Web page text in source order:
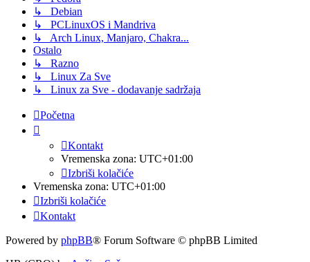
↳ Debian
↳ PCLinuxOS i Mandriva
↳ Arch Linux, Manjaro, Chakra...
Ostalo
↳ Razno
↳ Linux Za Sve
↳ Linux za Sve - dodavanje sadržaja
Početna
Kontakt
Vremenska zona: UTC+01:00
Izbriši kolačiće
Vremenska zona: UTC+01:00
Izbriši kolačiće
Kontakt
Powered by phpBB® Forum Software © phpBB Limited